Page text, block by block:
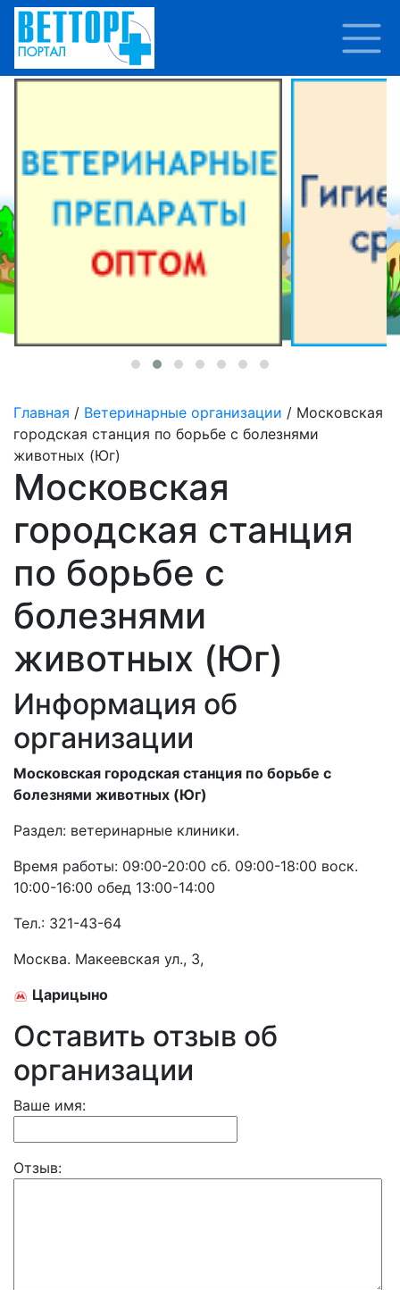
Главная / Ветеринарные организации / Московская
городская станция по борьбе с болезнями
животных (Юг)
Московская
городская станция
по борьбе с
болезнями
животных (Юг)
Информация об
организации
Московская городская станция по борьбе с
болезнями животных (Юг)
Раздел: ветеринарные клиники.
Время работы: 09:00-20:00 сб. 09:00-18:00 воск.
10:00-16:00 обед 13:00-14:00
Тел.: 321-43-64
Москва. Макеевская ул., 3,
Царицыно
Оставить отзыв об
организации
Ваше имя:
Отзыв: